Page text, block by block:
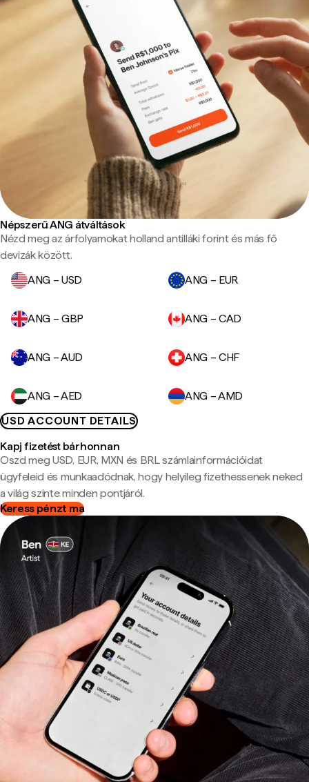
Népszerű ANG átváltások
Nézd meg az árfolyamokat holland antilláki forint és más fő
devizák között.
ANG – USD
ANG – EUR
ANG – GBP ANG – CAD
ANG – AUD ANG – CHF
ANG – AED
ANG – AMD
USD ACCOUNT DETAILS
Kapj fizetést bárhonnan
Oszd meg USD, EUR, MXN és BRL számlainformációidat
ügyfeleid és munkaadódnak, hogy helyileg fizethessenek neked
a világ szinte minden pontjáról.
Keress pénzt ma